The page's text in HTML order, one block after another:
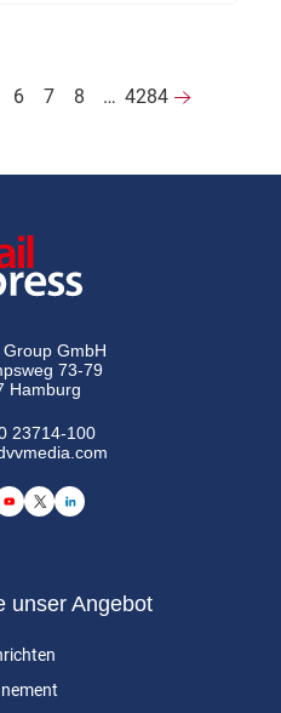
6 7 8 … 4284
GmbH
73-79
Hamburg
23714-100
unser Angebot